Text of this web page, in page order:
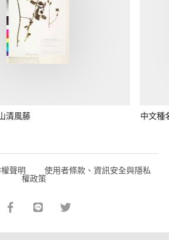
清風藤 中文種
聲明 使用者條款、資訊安全與隱私
權政策